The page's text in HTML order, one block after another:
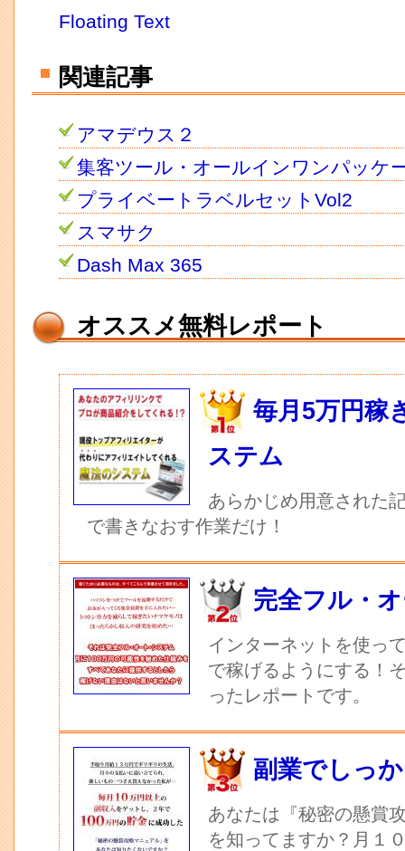
Floating Text
関連記事
アマデウス２
集客ツール・オールインワンパッケ
プライベートラベルセットVol2
スマサク
Dash Max 365
オススメ無料レポート
毎月5万円稼
ステム
あらかじめ用意された
で書きなおす作業だけ！
完全フル・
インターネットを使っ
で稼げるようにする！
ったレポートです。
副業でしっ
あなたは『秘密の懸賞
を知ってますか？月１